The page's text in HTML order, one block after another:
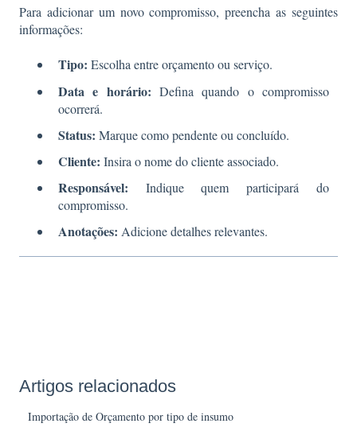
Para adicionar um novo compromisso, preencha as seguintes
informações:
Tipo: Escolha entre orçamento ou serviço.
Data e horário: Defina quando o compromisso
ocorrerá.
Status: Marque como pendente ou concluído.
Cliente: Insira o nome do cliente associado.
Responsável: Indique quem participará do
compromisso.
Anotações: Adicione detalhes relevantes.
Artigos relacionados
Importação de Orçamento por tipo de insumo